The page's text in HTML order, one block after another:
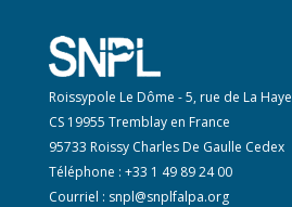
Roissypole Le Dôme - 5, rue de La Haye
CS 19955 Tremblay en France
95733 Roissy Charles De Gaulle Cedex
Téléphone : +33 1 49 89 24 00
Courriel : snpl@snplfalpa.org